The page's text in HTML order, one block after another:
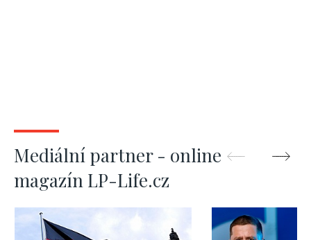
Mediální partner - online
magazín LP-Life.cz